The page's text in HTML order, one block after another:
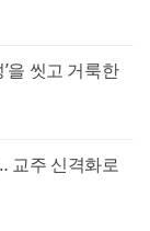
을 씻고 거룩한
교주 신격화로